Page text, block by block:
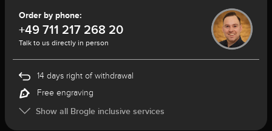
Order by phone:
+49 711 217 268 20
Talk to us directly in person
14 days right of withdrawal
Free engraving
Show all Brogle inclusive services